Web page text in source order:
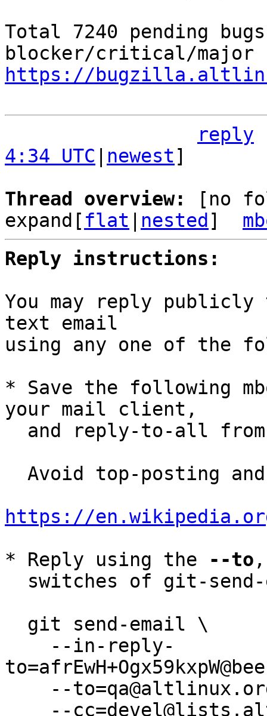
Total 7240 pending
https://
reply
4:34 UTC
newest]
Thread overview:
[no
expand[ flat nested ]
Reply instructions:
You may reply
text email
using any one of the
* Save the following
your mail client,
and reply-to-all
https://
* Reply using the
--to